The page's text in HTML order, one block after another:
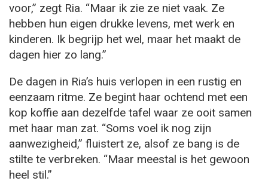
voor,” zegt Ria. “Maar ik zie ze niet vaak. Ze
hebben hun eigen drukke levens, met werk en
kinderen. Ik begrijp het wel, maar het maakt de
dagen hier zo lang.”
De dagen in Ria’s huis verlopen in een rustig en
eenzaam ritme. Ze begint haar ochtend met een
kop koffie aan dezelfde tafel waar ze ooit samen
met haar man zat. “Soms voel ik nog zijn
aanwezigheid,” fluistert ze, alsof ze bang is de
stilte te verbreken. “Maar meestal is het gewoon
heel stil.”